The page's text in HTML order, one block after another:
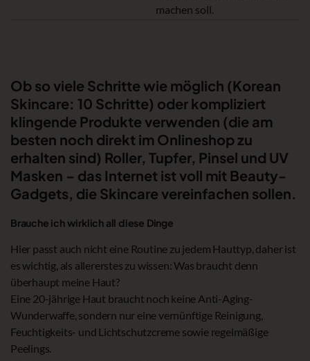
machen soll.
Ob so viele Schritte wie möglich (Korean
Skincare: 10 Schritte) oder kompliziert
klingende Produkte verwenden (die am
besten noch direkt im Onlineshop zu
erhalten sind) Roller, Tupfer, Pinsel und UV
Masken – das Internet ist voll mit Beauty-
Gadgets, die Skincare vereinfachen sollen.
Brauche ich wirklich all diese Dinge
Hier passt auch nicht eine Routine zu jedem Hauttyp, daher ist
es wichtig, als allererstes zu wissen: Was braucht denn
überhaupt meine Haut?
Eine 20-jährige Haut braucht noch keine Anti-Aging-
Wunderwaffe, sondern nur eine vernünftige Reinigung,
Feuchtigkeits- und Lichtschutzcreme sowie regelmäßige
Peelings.